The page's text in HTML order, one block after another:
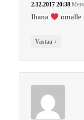
2.12.2017 20:38
Ihana omalle
Vastaa ↓